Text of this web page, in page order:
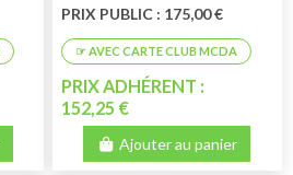
PRIX PUBLIC : 175,00 €
PRIX ADHÉRENT :
152,25 €
Ajouter au panier